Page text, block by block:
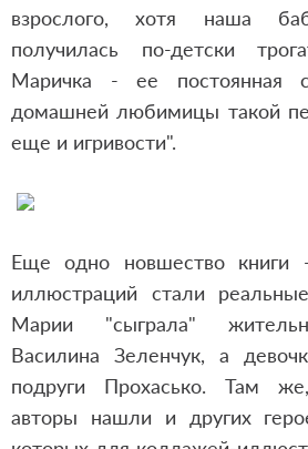
взрослого, хотя наша
получилась по-детски
Маричка - ее постоянная
домашней любимицы такой
еще и игривости".
Еще одно новшество книги
иллюстраций стали
Марии "сыграла"
Василина Зеленчук, а
подруги Прохасько. Там
авторы нашли и других